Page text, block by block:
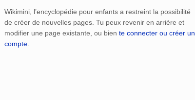
Wikimini, l’encyclopédie pour enfants a restreint la possibilité
de créer de nouvelles pages. Tu peux revenir en arrière et
modifier une page existante, ou bien te connecter ou créer un
compte.